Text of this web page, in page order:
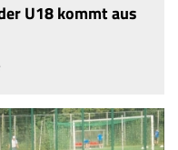
U18 kommt aus